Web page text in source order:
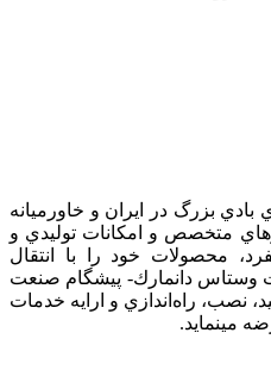
بادي بزرگ در ايران و خاورميانه
متخصص و امكانات توليدي و
محصولات خود را با انتقال
وستاس دانمارك- پيشگام صنعت
نصب، راه‌اندازي و ارايه خدمات
مينمايد.